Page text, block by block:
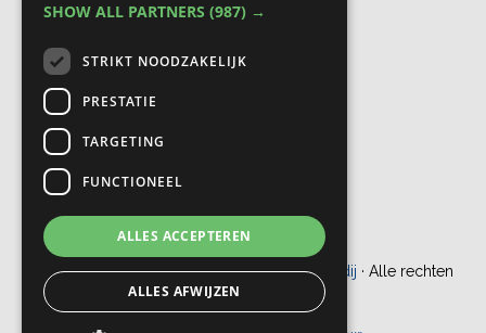
© Copyright 2012 - 2026Bogaers Makelaardij · Alle rechten
voorbehouden
SHOW ALL PARTNERS (987) →
STRIKT NOODZAKELIJK
PRESTATIE
TARGETING
FUNCTIONEEL
ALLES ACCEPTEREN
ALLES AFWIJZEN